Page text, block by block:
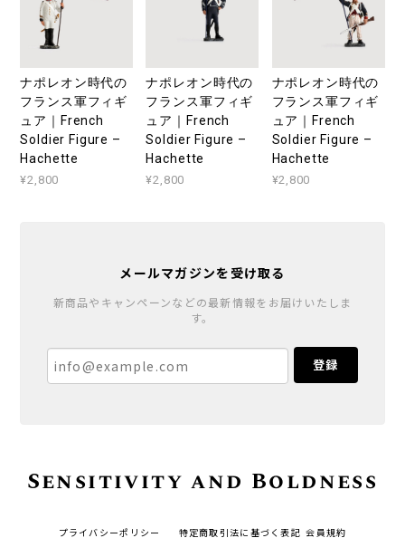
ナポレオン時代の
フランス軍フィギ
ュア｜French
Soldier Figure –
Hachette
¥2,800
ナポレオン時代の
フランス軍フィギ
ュア｜French
Soldier Figure –
Hachette
¥2,800
ナポレオン時代の
フランス軍フィギ
ュア｜French
Soldier Figure –
Hachette
¥2,800
メールマガジンを受け取る
新商品やキャンペーンなどの最新情報をお届けいたしま
す。
登録
Sensitivity and Boldness
プライバシーポリシー 特定商取引法に基づく表記 会員規約